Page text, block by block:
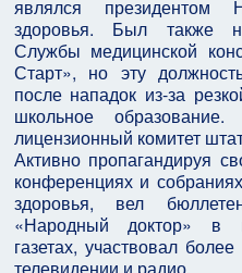
являлся президентом
здоровья. Был также
Службы медицинской
Старт», но эту
после нападок из-за
школьное образование.
лицензионный комитет
Активно пропагандируя
конференциях и
здоровья, вел
«Народный доктор» в
газетах, участвовал